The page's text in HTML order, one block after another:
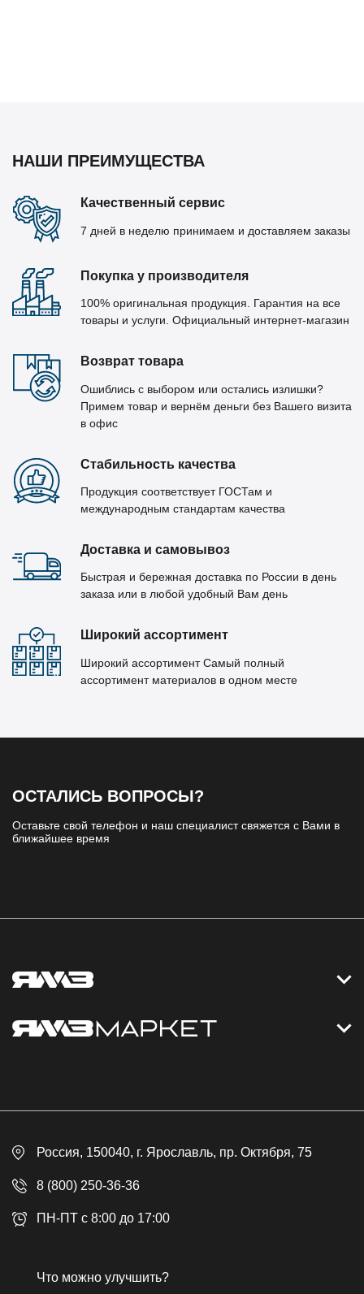
НАШИ ПРЕИМУЩЕСТВА
Качественный сервис
7 дней в неделю принимаем и доставляем заказы
Покупка у производителя
100% оригинальная продукция. Гарантия на все
товары и услуги. Официальный интернет-магазин
Возврат товара
Ошиблись с выбором или остались излишки?
Примем товар и вернём деньги без Вашего визита
в офис
Стабильность качества
Продукция соответствует ГОСТам и
международным стандартам качества
Доставка и самовывоз
Быстрая и бережная доставка по России в день
заказа или в любой удобный Вам день
Широкий ассортимент
Широкий ассортимент Самый полный
ассортимент материалов в одном месте
ОСТАЛИСЬ ВОПРОСЫ?
Оставьте свой телефон и наш специалист свяжется с Вами в
ближайшее время
Контакты
Доставка
Контакты
Гарантия
Публичная оферта
Россия, 150040, г. Ярославль, пр. Октября, 75
8 (800) 250-36-36
ПН-ПТ с 8:00 до 17:00
Что можно улучшить?